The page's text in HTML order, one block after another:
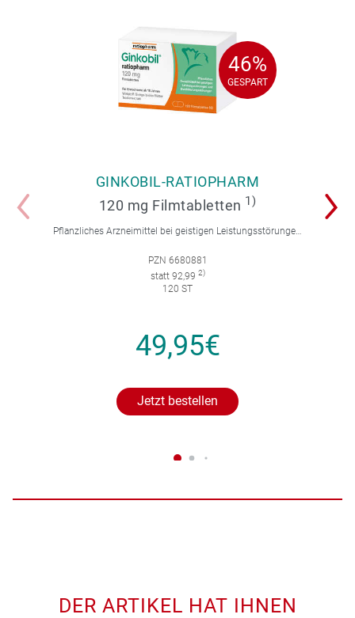
46%
GESPART
46%
GESPART
GINKOBIL-RATIOPHARM
120 mg Filmtabletten 1)
Pflanzliches Arzneimittel bei geistigen Leistungsstörungen und Durchblutungsstörungen.
PZN 6680881
statt 92,99 2)
120 ST
49,95€
Jetzt bestellen
DER ARTIKEL HAT IHNEN